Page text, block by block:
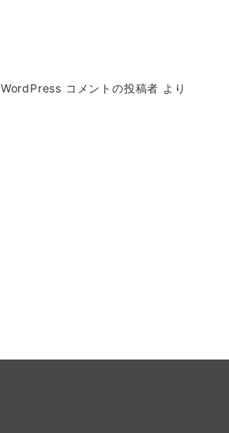
WordPress コメントの投稿者 より